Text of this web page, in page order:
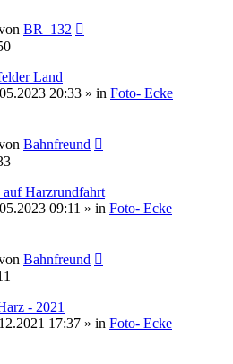
BR_132
Land
20:33 » in Foto- Ecke
Bahnfreund
auf Harzrundfahrt
09:11 » in Foto- Ecke
Bahnfreund
- 2021
17:37 » in Foto- Ecke